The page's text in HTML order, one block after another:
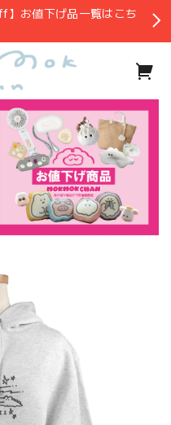
】お値下げ品一覧はこち